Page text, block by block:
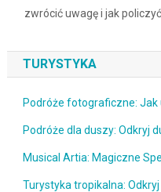
zwrócić uwagę i jak
TURYSTYKA
Podróże fotograficzne: Jak
Podróże dla duszy: Odkryj
Musical Artia: Magiczne
Turystyka tropikalna: